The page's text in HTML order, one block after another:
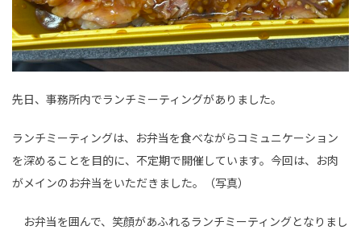
先日、事務所内でランチミーティングがありました。
ランチミーティングは、お弁当を食べながらコミュニケーション
を深めることを目的に、不定期で開催しています。今回は、お肉
がメインのお弁当をいただきました。（写真）
お弁当を囲んで、笑顔があふれるランチミーティングとなりまし